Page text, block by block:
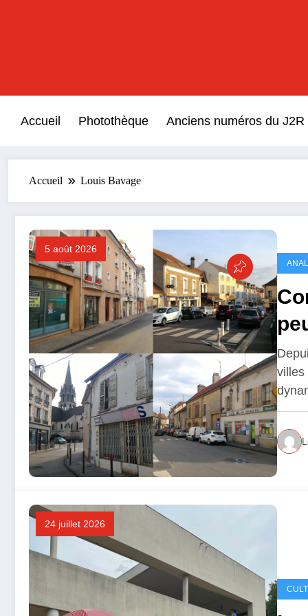
Accueil Photothèque Anciens numéros du J2R
Accueil Louis Bavage
5 août 2026
villes
24 juillet 2026